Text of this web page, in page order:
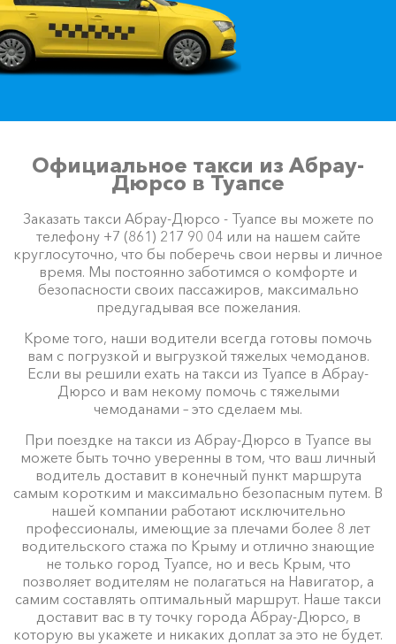
Официальное такси из Абрау-
Дюрсо в Туапсе
Заказать такси Абрау-Дюрсо - Туапсе вы можете по
телефону +7 (861) 217 90 04 или на нашем сайте
круглосуточно, что бы поберечь свои нервы и личное
время. Мы постоянно заботимся о комфорте и
безопасности своих пассажиров, максимально
предугадывая все пожелания.
Кроме того, наши водители всегда готовы помочь
вам с погрузкой и выгрузкой тяжелых чемоданов.
Если вы решили ехать на такси из Туапсе в Абрау-
Дюрсо и вам некому помочь с тяжелыми
чемоданами – это сделаем мы.
При поездке на такси из Абрау-Дюрсо в Туапсе вы
можете быть точно уверенны в том, что ваш личный
водитель доставит в конечный пункт маршрута
самым коротким и максимально безопасным путем. В
нашей компании работают исключительно
профессионалы, имеющие за плечами более 8 лет
водительского стажа по Крыму и отлично знающие
не только город Туапсе, но и весь Крым, что
позволяет водителям не полагаться на Навигатор, а
самим составлять оптимальный маршрут. Наше такси
доставит вас в ту точку города Абрау-Дюрсо, в
которую вы укажете и никаких доплат за это не будет.